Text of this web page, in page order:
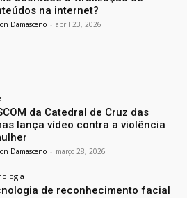
na internet?
Damasceno - abril 23, 2026
da Catedral de Cruz das
lança vídeo contra a violência
Damasceno - março 28, 2026
de reconhecimento facial